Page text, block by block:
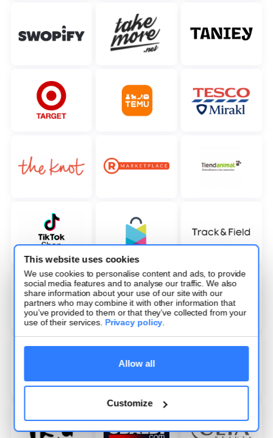
This website uses cookies
We use cookies to personalise content and ads, to provide
social media features and to analyse our traffic. We also
share information about your use of our site with our
partners who may combine it with other information that
you’ve provided to them or that they’ve collected from your
use of their services. Privacy policy.
Allow all
Customize